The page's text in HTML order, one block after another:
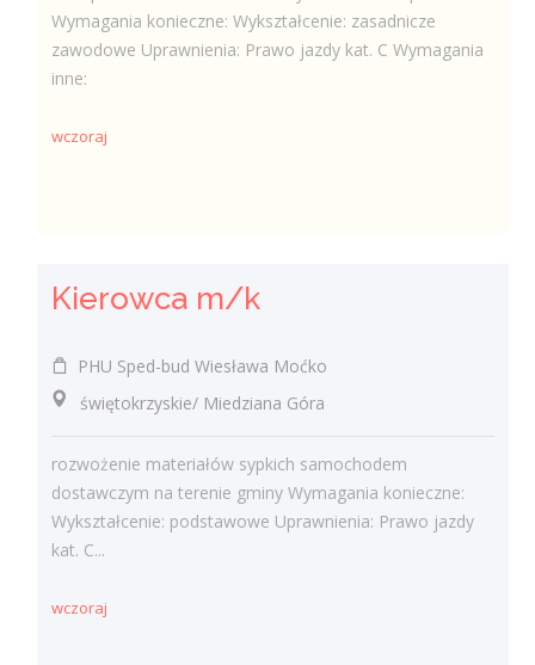
Wymagania konieczne: Wykształcenie: zasadnicze
zawodowe Uprawnienia: Prawo jazdy kat. C Wymagania
inne:
wczoraj
Kierowca m/k
PHU Sped-bud Wiesława Moćko
świętokrzyskie/ Miedziana Góra
rozwożenie materiałów sypkich samochodem
dostawczym na terenie gminy Wymagania konieczne:
Wykształcenie: podstawowe Uprawnienia: Prawo jazdy
kat. C...
wczoraj